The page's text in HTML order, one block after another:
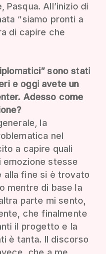
All’inizio di
“siamo pronti a
di capire che
sono stati
e oggi avete un
Adesso come
la
nel
a capire quali
stesse
alla fine si è trovato
mentre di base la
parte mi sento,
che finalmente
il progetto e la
è tanta. Il discorso